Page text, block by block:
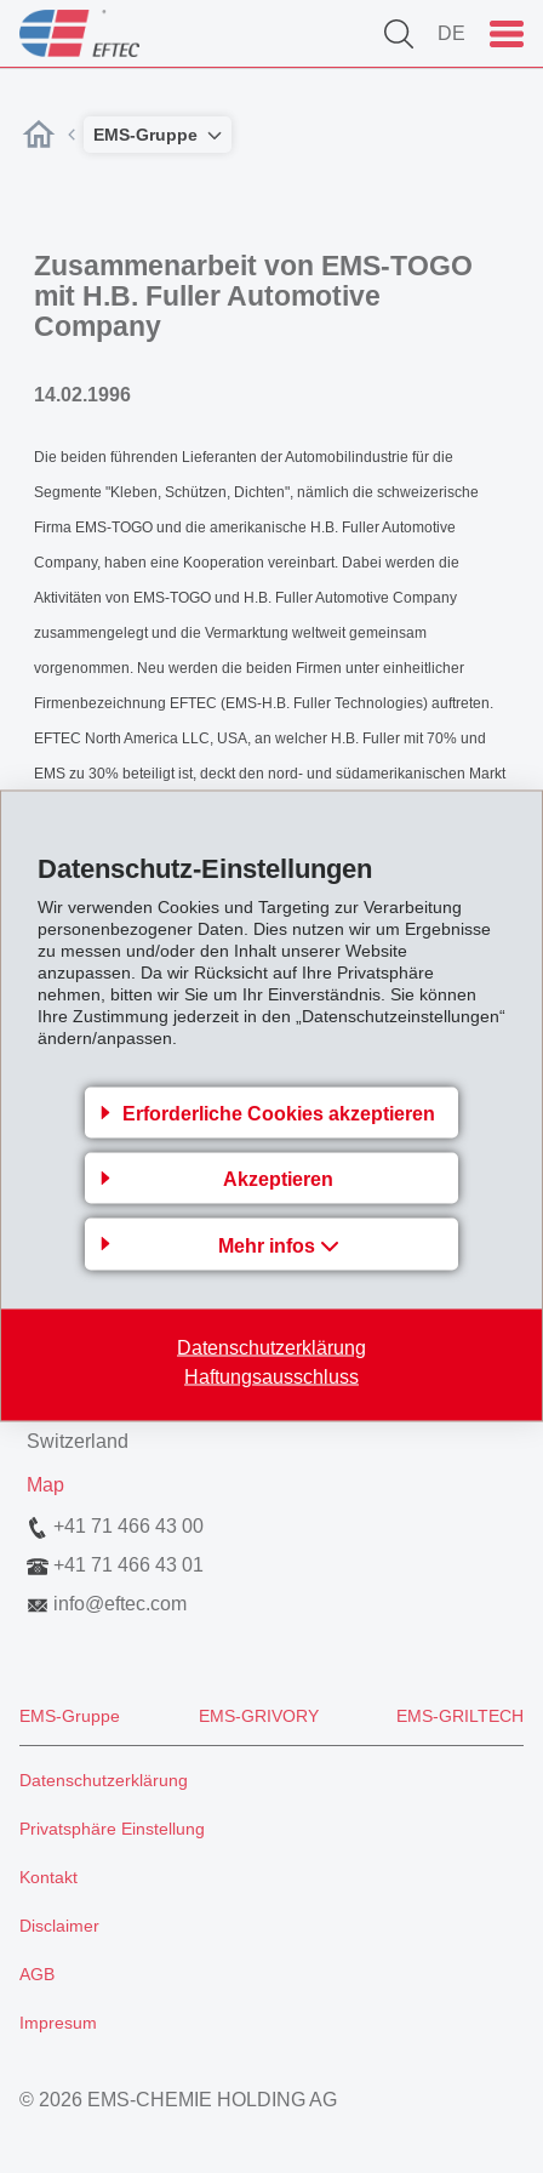
Datenschutz-Einstellungen
Wir verwenden Cookies und Targeting zur Verarbeitung
personenbezogener Daten. Dies nutzen wir um Ergebnisse
zu messen und/oder den Inhalt unserer Website
anzupassen. Da wir Rücksicht auf Ihre Privatsphäre
nehmen, bitten wir Sie um Ihr Einverständnis. Sie können
Ihre Zustimmung jederzeit in den „Datenschutzeinstellungen“
ändern/anpassen.
Erforderliche Cookies akzeptieren
Akzeptieren
Mehr infos
Datenschutzerklärung
Haftungsausschluss
DE
EMS-Gruppe
Zusammenarbeit von EMS-TOGO
mit H.B. Fuller Automotive
Company
14.02.1996
Die beiden führenden Lieferanten der Automobilindustrie für die
Segmente "Kleben, Schützen, Dichten", nämlich die schweizerische
Firma EMS-TOGO und die amerikanische H.B. Fuller Automotive
Company, haben eine Kooperation vereinbart. Dabei werden die
Aktivitäten von EMS-TOGO und H.B. Fuller Automotive Company
zusammengelegt und die Vermarktung weltweit gemeinsam
vorgenommen. Neu werden die beiden Firmen unter einheitlicher
Firmenbezeichnung EFTEC (EMS-H.B. Fuller Technologies) auftreten.
EFTEC North America LLC, USA, an welcher H.B. Fuller mit 70% und
EMS zu 30% beteiligt ist, deckt den nord- und südamerikanischen Markt
TOGO geführt wird und den Rest der Welt bearbeitet. Diese Kooperation
stärkt die Marktpositionen, verbessert die Kundenbetreuung, macht
EFTEC zu einem der weltweit grössten Lieferanten in den Bereichen
"Kleben, Schützen, Dichten" und zeichnet sich durch eine klare
Führungsverantwortung aus. Der Umsatz der beiden EFTEC-Firmen
Switzerland
Map
+41 71 466 43 00
+41 71 466 43 01
info@eftec.com
EMS-Gruppe EMS-GRIVORY EMS-GRILTECH
Datenschutzerklärung
Privatsphäre Einstellung
Kontakt
Disclaimer
AGB
Impresum
© 2026 EMS-CHEMIE HOLDING AG